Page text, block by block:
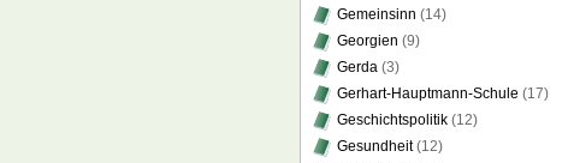
Gemeinsinn (14)
Georgien (9)
Gerda (3)
Gerhart-Hauptmann-Schule (17)
Geschichtspolitik (12)
Gesundheit(12)